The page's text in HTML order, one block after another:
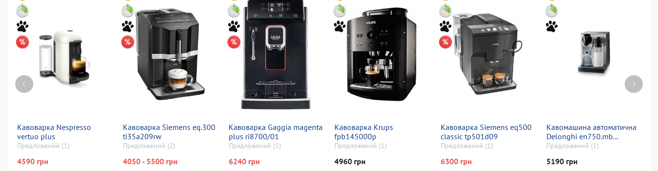
Кавоварка Nespresso
vertuo plus
Предложений (1)
4590 грн
Кавоварка Siemens eq.300
ti35a209rw
Предложений (2)
4050 - 5500 грн
Кавоварка Gaggia magenta
plus ri8700/01
Предложений (1)
6240 грн
Кавоварка Krups
fpb145000p
Предложений (1)
4960 грн
Кавоварка Siemens eq500
classic tp501d09
Предложений (1)
6300 грн
Кавомашина автоматична
Delonghi en750.mb
(капсульна)
Предложений (1)
5190 грн